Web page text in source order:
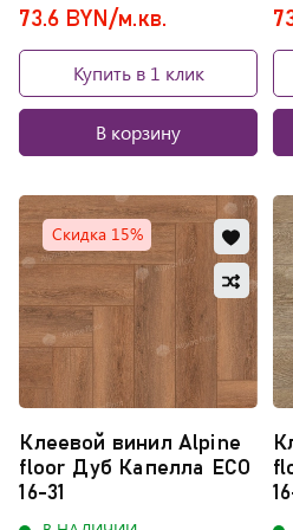
73.6 BYN/м.кв.
Купить в 1 клик
В корзину
Скидка 15%
Клеевой винил Alpine
floor Дуб Капелла ЕСО
16-31
в
в